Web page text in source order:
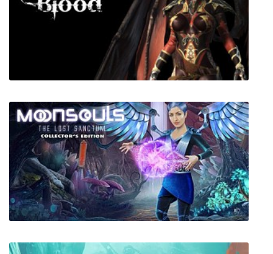
T.A.R.S
Get Over Blood